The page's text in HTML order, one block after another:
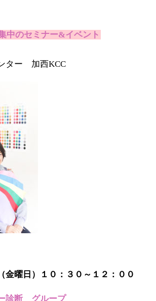
中のセミナー&イベント
ター 加西KCC
金曜日）１０：３０～１２：００
診断 グループ